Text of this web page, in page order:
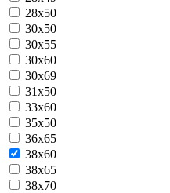
28x50
30x50
30x55
30x60
30x69
31x50
33x60
35x50
36x65
38x60
38x65
38x70